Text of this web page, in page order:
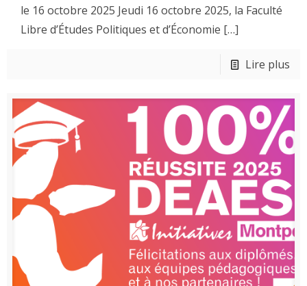
le 16 octobre 2025 Jeudi 16 octobre 2025, la Faculté
Libre d’Études Politiques et d’Économie […]
Lire plus